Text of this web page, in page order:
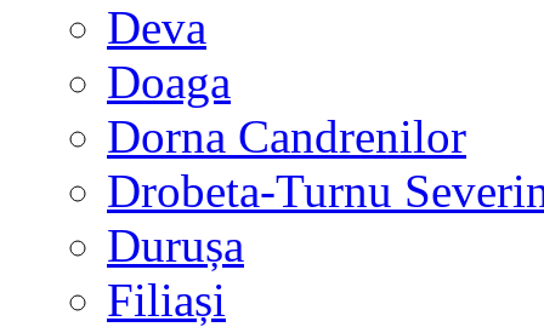
Deva
Doaga
Dorna Candrenilor
Drobeta-Turnu
Durușa
Filiași